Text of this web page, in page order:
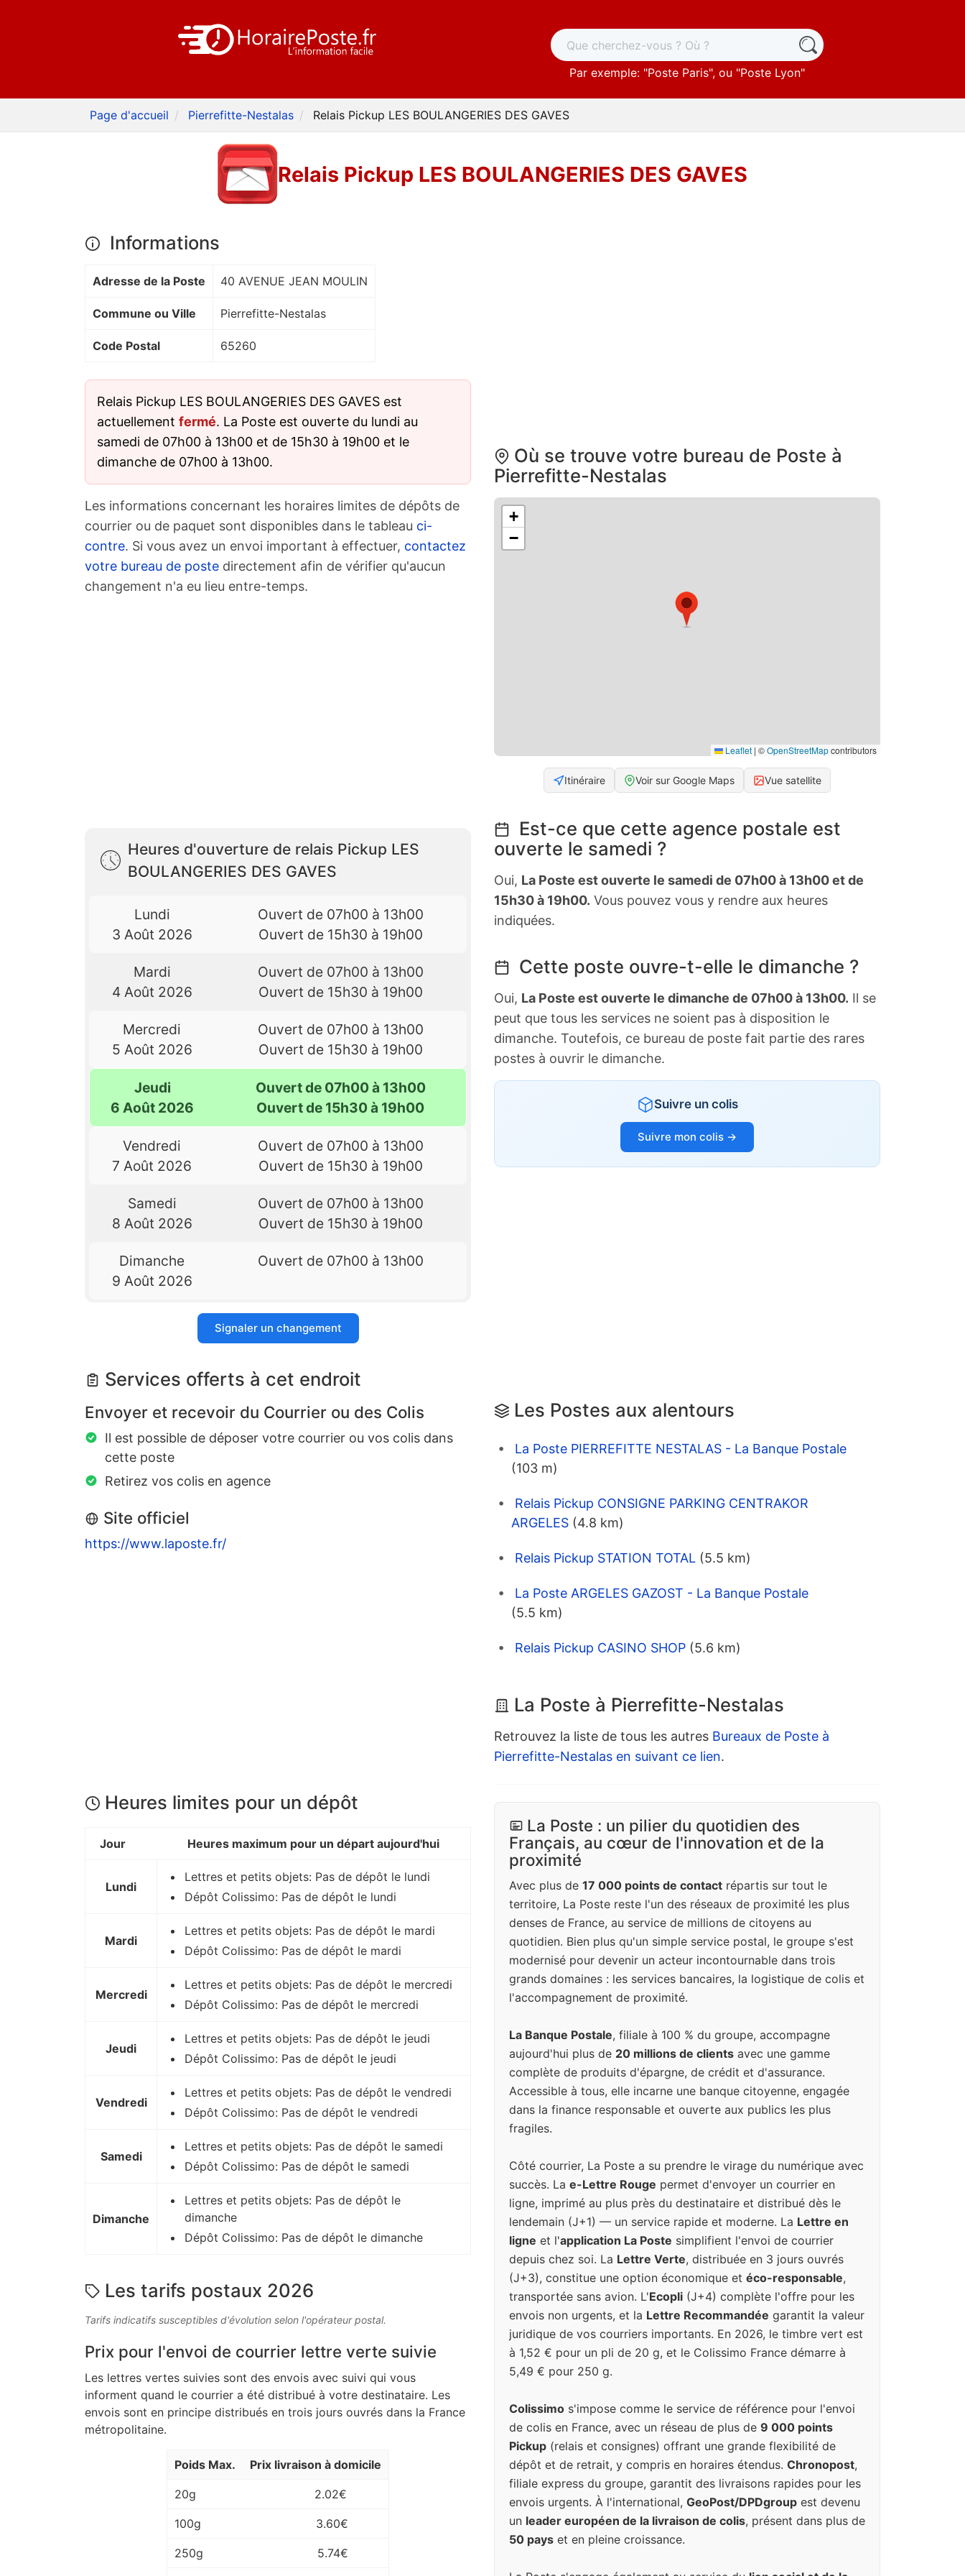
Par exemple: "Poste Paris", ou "Poste Lyon"
Page d'accueil Pierrefitte-Nestalas Relais Pickup LES BOULANGERIES DES GAVES
Relais Pickup LES BOULANGERIES DES GAVES
Informations
Adresse de la Poste 40 AVENUE JEAN MOULIN
Commune ou Ville Pierrefitte-Nestalas
Code Postal 65260
Relais Pickup LES BOULANGERIES DES GAVES est
actuellement fermé. La Poste est ouverte du lundi au
samedi de 07h00 à 13h00 et de 15h30 à 19h00 et le
dimanche de 07h00 à 13h00.
Les informations concernant les horaires limites de dépôts de
courrier ou de paquet sont disponibles dans le tableau ci-
contre. Si vous avez un envoi important à effectuer, contactez
votre bureau de poste directement afin de vérifier qu'aucun
changement n'a eu lieu entre-temps.
Heures d'ouverture de relais Pickup LES
BOULANGERIES DES GAVES
Lundi
3 Août 2026
Ouvert de 07h00 à 13h00
Ouvert de 15h30 à 19h00
Mardi
4 Août 2026
Ouvert de 07h00 à 13h00
Ouvert de 15h30 à 19h00
Mercredi
5 Août 2026
Ouvert de 07h00 à 13h00
Ouvert de 15h30 à 19h00
Jeudi
6 Août 2026
Ouvert de 07h00 à 13h00
Ouvert de 15h30 à 19h00
Vendredi
7 Août 2026
Ouvert de 07h00 à 13h00
Ouvert de 15h30 à 19h00
Samedi
8 Août 2026
Ouvert de 07h00 à 13h00
Ouvert de 15h30 à 19h00
Dimanche
9 Août 2026
Ouvert de 07h00 à 13h00
Signaler un changement
Services offerts à cet endroit
Envoyer et recevoir du Courrier ou des Colis
Il est possible de déposer votre courrier ou vos colis dans
cette poste
Retirez vos colis en agence
Site officiel
https://www.laposte.fr/
Heures limites pour un dépôt
Jour Heures maximum pour un départ aujourd'hui
Lundi
Lettres et petits objets: Pas de dépôt le lundi
Dépôt Colissimo: Pas de dépôt le lundi
Mardi
Lettres et petits objets: Pas de dépôt le mardi
Dépôt Colissimo: Pas de dépôt le mardi
Mercredi
Lettres et petits objets: Pas de dépôt le mercredi
Dépôt Colissimo: Pas de dépôt le mercredi
Jeudi
Lettres et petits objets: Pas de dépôt le jeudi
Dépôt Colissimo: Pas de dépôt le jeudi
Vendredi
Lettres et petits objets: Pas de dépôt le vendredi
Dépôt Colissimo: Pas de dépôt le vendredi
Samedi
Lettres et petits objets: Pas de dépôt le samedi
Dépôt Colissimo: Pas de dépôt le samedi
Dimanche
Lettres et petits objets: Pas de dépôt le
dimanche
Dépôt Colissimo: Pas de dépôt le dimanche
Les tarifs postaux 2026
Tarifs indicatifs susceptibles d'évolution selon l'opérateur postal.
Prix pour l'envoi de courrier lettre verte suivie
Les lettres vertes suivies sont des envois avec suivi qui vous
informent quand le courrier a été distribué à votre destinataire. Les
envois sont en principe distribués en trois jours ouvrés dans la France
métropolitaine.
Poids Max. Prix livraison à domicile
20g 2.02€
100g 3.60€
250g 5.74€
Où se trouve votre bureau de Poste à
Pierrefitte-Nestalas
+
−
Leaflet | ©OpenStreetMapcontributors
Itinéraire Voir sur Google Maps Vue satellite
Est-ce que cette agence postale est
ouverte le samedi ?
Oui, La Poste est ouverte le samedi de 07h00 à 13h00 et de
15h30 à 19h00. Vous pouvez vous y rendre aux heures
indiquées.
Cette poste ouvre-t-elle le dimanche ?
Oui, La Poste est ouverte le dimanche de 07h00 à 13h00. Il se
peut que tous les services ne soient pas à disposition le
dimanche. Toutefois, ce bureau de poste fait partie des rares
postes à ouvrir le dimanche.
Suivre un colis
Suivre mon colis →
Les Postes aux alentours
La Poste PIERREFITTE NESTALAS - La Banque Postale
(103 m)
Relais Pickup CONSIGNE PARKING CENTRAKOR
ARGELES (4.8 km)
Relais Pickup STATION TOTAL (5.5 km)
La Poste ARGELES GAZOST - La Banque Postale
(5.5 km)
Relais Pickup CASINO SHOP (5.6 km)
La Poste à Pierrefitte-Nestalas
Retrouvez la liste de tous les autres Bureaux de Poste à
Pierrefitte-Nestalas en suivant ce lien.
La Poste : un pilier du quotidien des
Français, au cœur de l'innovation et de la
proximité
Avec plus de 17 000 points de contact répartis sur tout le
territoire, La Poste reste l'un des réseaux de proximité les plus
denses de France, au service de millions de citoyens au
quotidien. Bien plus qu'un simple service postal, le groupe s'est
modernisé pour devenir un acteur incontournable dans trois
grands domaines : les services bancaires, la logistique de colis et
l'accompagnement de proximité.
La Banque Postale, filiale à 100 % du groupe, accompagne
aujourd'hui plus de 20 millions de clients avec une gamme
complète de produits d'épargne, de crédit et d'assurance.
Accessible à tous, elle incarne une banque citoyenne, engagée
dans la finance responsable et ouverte aux publics les plus
fragiles.
Côté courrier, La Poste a su prendre le virage du numérique avec
succès. La e-Lettre Rouge permet d'envoyer un courrier en
ligne, imprimé au plus près du destinataire et distribué dès le
lendemain (J+1) — un service rapide et moderne. La Lettre en
ligne et l'application La Poste simplifient l'envoi de courrier
depuis chez soi. La Lettre Verte, distribuée en 3 jours ouvrés
(J+3), constitue une option économique et éco-responsable,
transportée sans avion. L'Ecopli (J+4) complète l'offre pour les
envois non urgents, et la Lettre Recommandée garantit la valeur
juridique de vos courriers importants. En 2026, le timbre vert est
à 1,52 € pour un pli de 20 g, et le Colissimo France démarre à
5,49 € pour 250 g.
Colissimo s'impose comme le service de référence pour l'envoi
de colis en France, avec un réseau de plus de 9 000 points
Pickup (relais et consignes) offrant une grande flexibilité de
dépôt et de retrait, y compris en horaires étendus. Chronopost,
filiale express du groupe, garantit des livraisons rapides pour les
envois urgents. À l'international, GeoPost/DPDgroup est devenu
un leader européen de la livraison de colis, présent dans plus de
50 pays et en pleine croissance.